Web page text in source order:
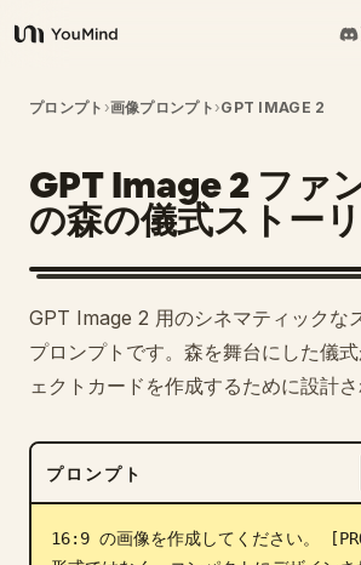
YouMind
概要
ユースケース
スキル
プロンプト
ダウンロード
プロンプト ›画像プロンプト ›GPT IMAGE 2
GPT Image 2 ファ
の森の儀式ストー
GPT Image 2 用のシネマティックな
プロンプトです。森を舞台にした儀
ェクトカードを作成するために設計さ
プロンプト
16:9 の画像を作成してください。